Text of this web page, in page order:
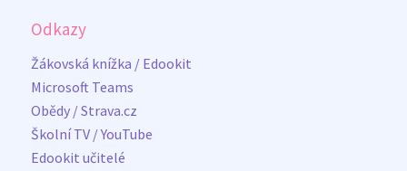
Odkazy
Žákovská knížka / Edookit
Microsoft Teams
Obědy / Strava.cz
Školní TV / YouTube
Edookit učitelé